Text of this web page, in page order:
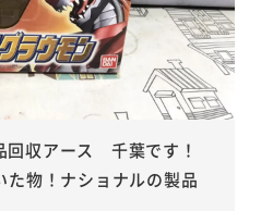
収アース 千葉です！
た物！ナショナルの製品